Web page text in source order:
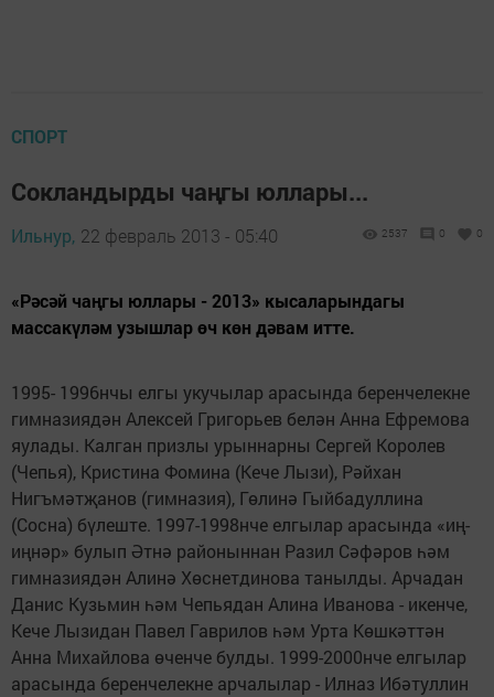
СПОРТ
Сокландырды чаңгы юллары...
Ильнур, 22 февраль 2013 - 05:40 2537 0 0
«Рәсәй чаңгы юллары - 2013» кысаларындагы
массакүләм узышлар өч көн дәвам итте.
1995- 1996нчы елгы укучылар арасында беренчелекне
гимназиядән Алексей Григорьев белән Анна Ефремова
яулады. Калган призлы урыннарны Сергей Королев
(Чепья), Кристина Фомина (Кече Лызи), Рәйхан
Нигъмәтҗанов (гимназия), Гөлинә Гыйбадуллина
(Сосна) бүлеште. 1997-1998нче елгылар арасында «иң-
иңнәр» булып Әтнә районыннан Разил Сәфәров һәм
гимназиядән Алинә Хөснетдинова танылды. Арчадан
Данис Кузьмин һәм Чепьядан Алина Иванова - икенче,
Кече Лызидан Павел Гаврилов һәм Урта Көшкәттән
Анна Михайлова өченче булды. 1999-2000нче елгылар
арасында беренчелекне арчалылар - Илназ Ибәтуллин